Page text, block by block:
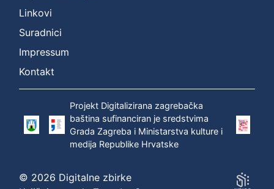
Linkovi
Suradnici
Impressum
Kontakt
Projekt Digitalizirana zagrebačka
baština sufinanciran je sredstvima
Grada Zagreba i Ministarstva kulture i
medija Republike Hrvatske
© 2026 Digitalne zbirke